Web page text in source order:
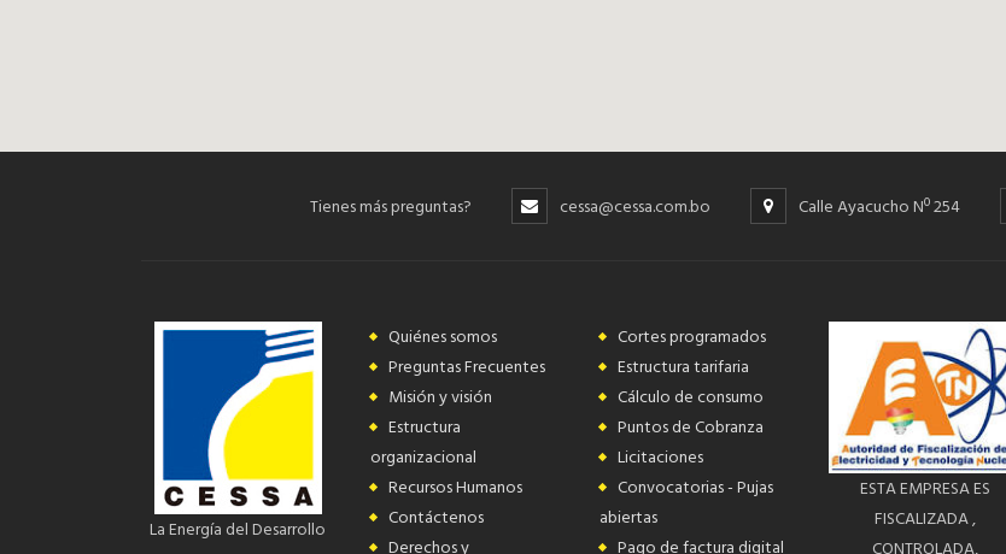
Tienes más preguntas? cessa@cessa.com.bo Calle Ayacucho Nº 254
La Energía del Desarrollo
Quiénes somos
Preguntas Frecuentes
Misión y visión
Estructura
organizacional
Recursos Humanos
Contáctenos
Derechos y
Cortes programados
Estructura tarifaria
Cálculo de consumo
Puntos de Cobranza
Licitaciones
Convocatorias - Pujas
abiertas
Pago de factura digital
ESTA EMPRESA ES
FISCALIZADA ,